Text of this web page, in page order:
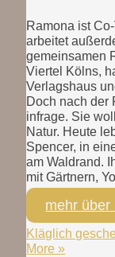
Ramona ist
arbeitet
gemeinsamen
Viertel Kölns,
Verlagshaus
Doch nach der
infrage. Sie
Natur. Heute
Spencer, in
am Waldrand.
mit Gärtnern,
mehr über
Kläglich
More »